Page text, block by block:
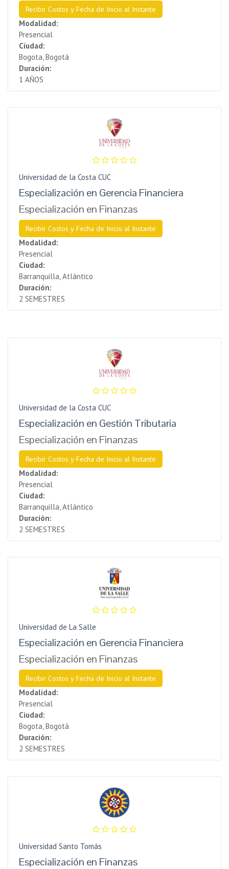
Recibir Costos y Fecha de Inicio al Instante
Modalidad:
Presencial
Ciudad:
Bogota, Bogotá
Duración:
1 AÑOS
Universidad de la Costa CUC
Especialización en Gerencia Financiera
Especialización en Finanzas
Recibir Costos y Fecha de Inicio al Instante
Modalidad:
Presencial
Ciudad:
Barranquilla, Atlántico
Duración:
2 SEMESTRES
Universidad de la Costa CUC
Especialización en Gestión Tributaria
Especialización en Finanzas
Recibir Costos y Fecha de Inicio al Instante
Modalidad:
Presencial
Ciudad:
Barranquilla, Atlántico
Duración:
2 SEMESTRES
Universidad de La Salle
Especialización en Gerencia Financiera
Especialización en Finanzas
Recibir Costos y Fecha de Inicio al Instante
Modalidad:
Presencial
Ciudad:
Bogota, Bogotá
Duración:
2 SEMESTRES
Universidad Santo Tomás
Especialización en Finanzas